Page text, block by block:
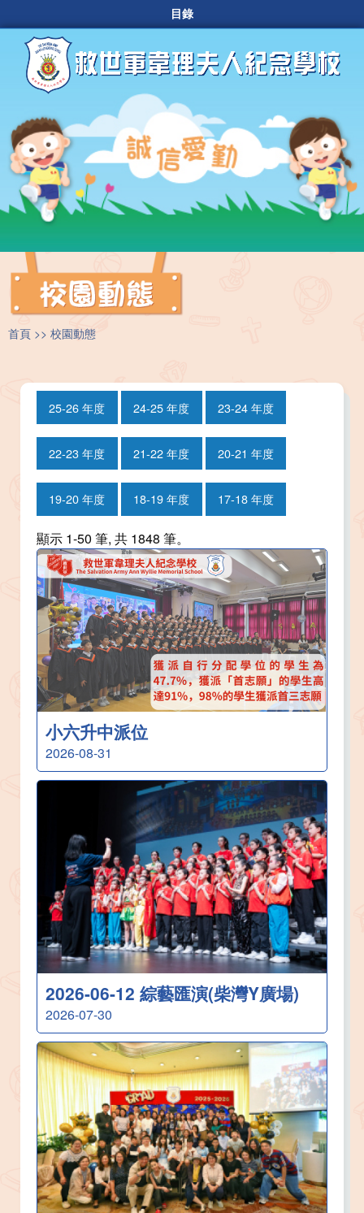
目錄
首頁 校園動態
25-26 年度 24-25 年度 23-24 年度
22-23 年度 21-22 年度 20-21 年度
19-20 年度 18-19 年度 17-18 年度
顯示 1-50 筆, 共 1848 筆。
小六升中派位
2026-08-31
2026-06-12 綜藝匯演(柴灣Y廣場)
2026-07-30